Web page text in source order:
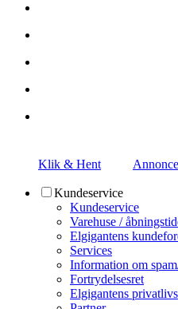
Klik & Hent
Kundeservice
Kundeservice
Varehuse /
Elgigantens
Services
Information om
Fortrydelsesret
Elgigantens